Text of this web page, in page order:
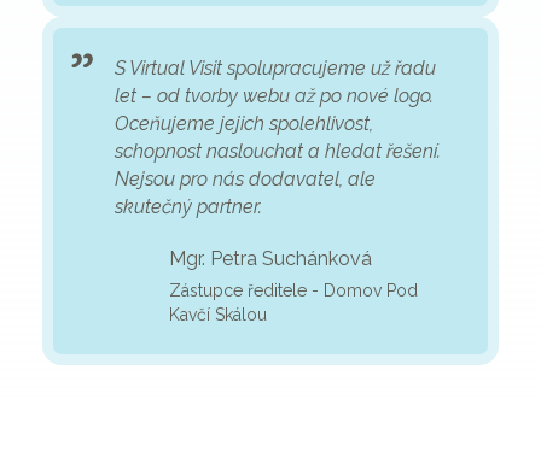
S Virtual Visit spolupracujeme už řadu
let – od tvorby webu až po nové logo.
Oceňujeme jejich spolehlivost,
schopnost naslouchat a hledat řešení.
Nejsou pro nás dodavatel, ale
skutečný partner.
Mgr. Petra Suchánková
Zástupce ředitele - Domov Pod
Kavčí Skálou